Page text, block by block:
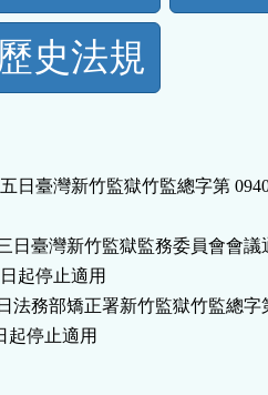
歷史法規
日臺灣新竹監獄竹監總字第
日臺灣新竹監獄監務委員會會議
起停止適用
法務部矯正署新竹監獄竹監總字
起停止適用